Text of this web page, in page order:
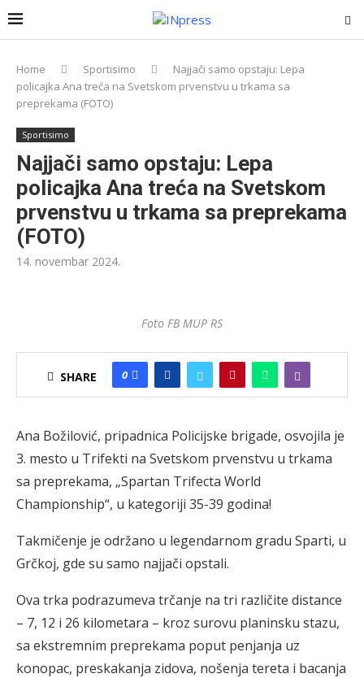
Home Sportisimo
Najjači samo opstaju: Lepa
policajka Ana treća na Svetskom prvenstvu u trkama sa
preprekama (FOTO)
Sportisimo
Najjači samo opstaju: Lepa
policajka Ana treća na Svetskom
prvenstvu u trkama sa preprekama
(FOTO)
14. novembar 2024.
Foto FB MUP RS
SHARE 0
Ana Božilović, pripadnica Policijske brigade, osvojila je
3. mesto u Trifekti na Svetskom prvenstvu u trkama
sa preprekama, „Spartan Trifecta World
Championship“, u kategoriji 35-39 godina!
Takmičenje je održano u legendarnom gradu Sparti, u
Grčkoj, gde su samo najjači opstali.
Ova trka podrazumeva trčanje na tri različite distance
– 7, 12 i 26 kilometara – kroz surovu planinsku stazu,
sa ekstremnim preprekama poput penjanja uz
konopac, preskakanja zidova, nošenja tereta i bacanja